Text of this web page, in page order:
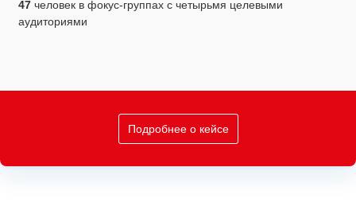
Подробнее о кейсе
47 человек в фокус-группах с четырьмя целевыми
аудиториями